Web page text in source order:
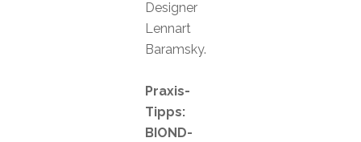
Designer
Lennart
Baramsky.
Praxis-
Tipps:
BIOND-